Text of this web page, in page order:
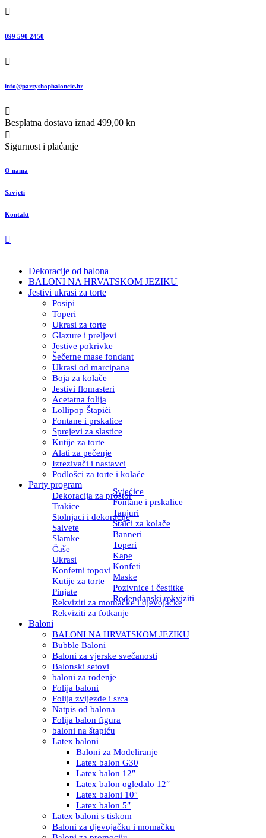
099 590 2450
info@partyshopbaloncic.hr
Besplatna dostava iznad 499,00 kn
Sigurnost i plaćanje
O nama
Savjeti
Kontakt
Dekoracije od balona
BALONI NA HRVATSKOM JEZIKU
Jestivi ukrasi za torte
Posipi
Toperi
Ukrasi za torte
Glazure i preljevi
Jestive pokrivke
Šečerne mase fondant
Ukrasi od marcipana
Boja za kolače
Jestivi flomasteri
Acetatna folija
Lollipop Štapići
Fontane i prskalice
Sprejevi za slastice
Kutije za torte
Alati za pečenje
Izrezivači i nastavci
Podlošci za torte i kolače
Party program
Dekoracija za prostor
Svjećice
Trakice
Fontane i prskalice
Stolnjaci i dekoracije
Tanjuri
Salvete
Stalci za kolače
Slamke
Banneri
Čaše
Toperi
Ukrasi
Kape
Konfetni topovi Konfeti
Kutije za torte
Maske
Pinjate
Pozivnice i čestitke
Rekviziti za momačke i djevojačke
Rođendanski rekviziti
Rekviziti za fotkanje
Baloni
BALONI NA HRVATSKOM JEZIKU
Bubble Baloni
Baloni za vjerske svečanosti
Balonski setovi
baloni za rođenje
Folija baloni
Folija zvijezde i srca
Natpis od balona
Folija balon figura
baloni na štapiću
Latex baloni
Baloni za Modeliranje
Latex balon G30
Latex balon 12″
Latex balon ogledalo 12″
Latex baloni 10″
Latex balon 5″
Latex baloni s tiskom
Baloni za djevojačku i momačku